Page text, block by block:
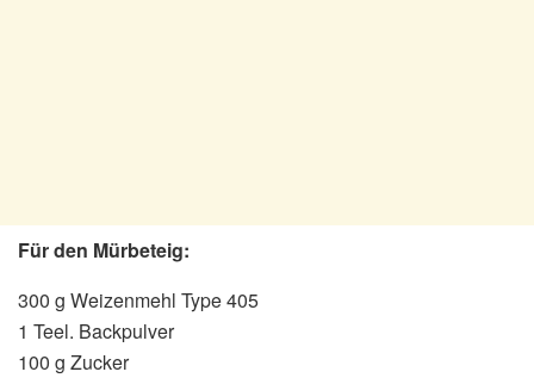
Für den Mürbeteig:
300 g Weizenmehl Type 405
1 Teel. Backpulver
100 g Zucker